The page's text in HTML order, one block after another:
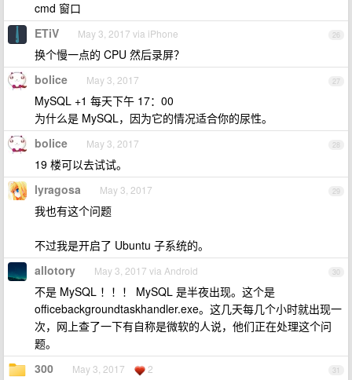
cmd 窗口
26
ETiV May 3, 2017 via iPhone
换个慢一点的 CPU 然后录屏？
27
bolice May 3, 2017
MySQL +1 每天下午 17：00
为什么是 MySQL，因为它的情况适合你的尿性。
28
bolice May 3, 2017
19 楼可以去试试。
29
lyragosa May 3, 2017
我也有这个问题
不过我是开启了 Ubuntu 子系统的。
30
allotory May 3, 2017 via Android
不是 MySQL ！！！ MySQL 是半夜出现。这个是
officebackgroundtaskhandler.exe。这几天每几个小时就出现一
次，网上查了一下有自称是微软的人说，他们正在处理这个问
题。
31
300 May 3, 2017 2